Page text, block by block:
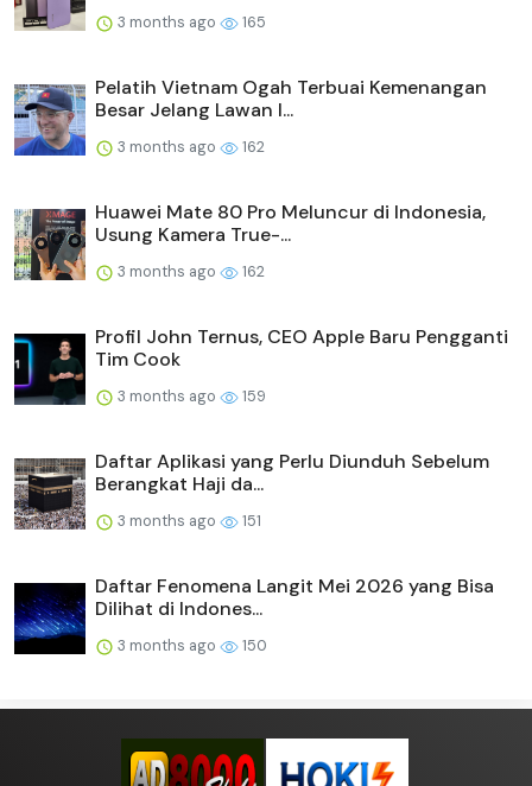
3 months ago 165
Pelatih Vietnam Ogah Terbuai Kemenangan
Besar Jelang Lawan I...
3 months ago 162
Huawei Mate 80 Pro Meluncur di Indonesia,
Usung Kamera True-...
3 months ago 162
Profil John Ternus, CEO Apple Baru Pengganti
Tim Cook
3 months ago 159
Daftar Aplikasi yang Perlu Diunduh Sebelum
Berangkat Haji da...
3 months ago 151
Daftar Fenomena Langit Mei 2026 yang Bisa
Dilihat di Indones...
3 months ago 150